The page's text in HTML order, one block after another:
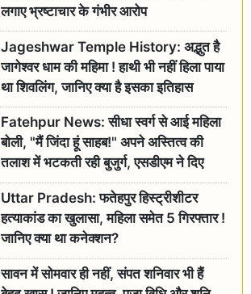
लगाए भ्रष्टाचार के गंभीर आरोप
Jageshwar Temple History: अद्भुत है
जागेश्वर धाम की महिमा ! हाथी भी नहीं हिला पाया
था शिवलिंग, जानिए क्या है इसका इतिहास
Fatehpur News: सीधा स्वर्ग से आई महिला
बोली, "मैं जिंदा हूं साहब!" अपने अस्तित्व की
तलाश में भटकती रही बुजुर्ग, एसडीएम ने दिए
जांच के आदेश
Uttar Pradesh: फतेहपुर हिस्ट्रीशीटर
हत्याकांड का खुलासा, महिला समेत 5 गिरफ्तार !
जानिए क्या था कनेक्शन?
सावन में सोमवार ही नहीं, संपत शनिवार भी हैं